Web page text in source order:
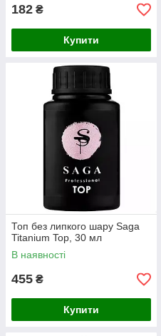
182 ₴
Купити
Топ без липкого шару Saga
Titanium Top, 30 мл
В наявності
455 ₴
Купити